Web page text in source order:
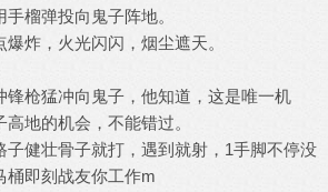
榴弹投向鬼子阵地。
炸，火光闪闪，烟尘遮天。
锋枪猛冲向鬼子，他知道，这是唯一机
地的机会，不能错过。
子健壮骨子就打，遇到就射，1手脚不停没
桶即刻战友你工作m